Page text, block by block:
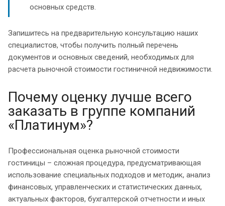
основных средств.
Запишитесь на предварительную консультацию наших
специалистов, чтобы получить полный перечень
документов и основных сведений, необходимых для
расчета рыночной стоимости гостиничной недвижимости.
Почему оценку лучше всего
заказать в группе компаний
«Платинум»?
Профессиональная оценка рыночной стоимости
гостиницы – сложная процедура, предусматривающая
использование специальных подходов и методик, анализ
финансовых, управленческих и статистических данных,
актуальных факторов, бухгалтерской отчетности и иных